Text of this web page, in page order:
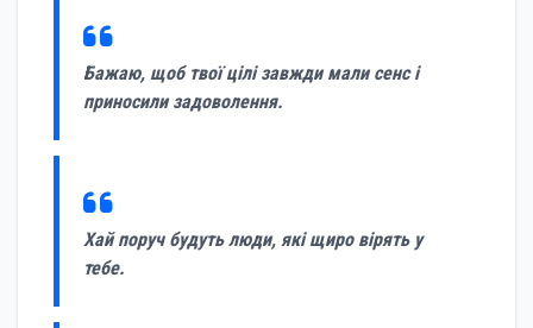
Бажаю, щоб твої цілі завжди мали сенс і
приносили задоволення.
Хай поруч будуть люди, які щиро вірять у
тебе.